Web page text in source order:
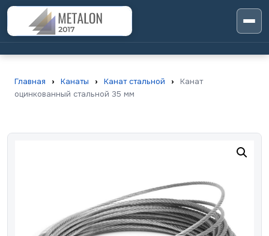
Главная › Канаты › Канат стальной ›
Канат
оцинкованный стальной 35 мм